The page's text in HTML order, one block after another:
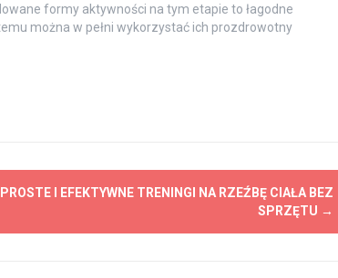
formy aktywności na tym etapie to łagodne
można w pełni wykorzystać ich prozdrowotny
PROSTE I EFEKTYWNE TRENINGI NA RZEŹBĘ CIAŁA BEZ
SPRZĘTU →